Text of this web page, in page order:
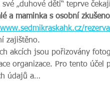
„duhové děti‘‘ teprve
a maminka s osobní
zajištěno.
akcích jsou pořizovány
organizace. Pro tento účel
údajů a…